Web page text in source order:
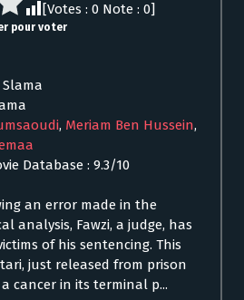
[Votes : 0 Note : 0]
pour voter
, Meriam Ben Hussein,
Database : 9.3/10
an error made in the
analysis, Fawzi, a judge, has
of his sentencing. This
just released from prison
cancer in its terminal p...